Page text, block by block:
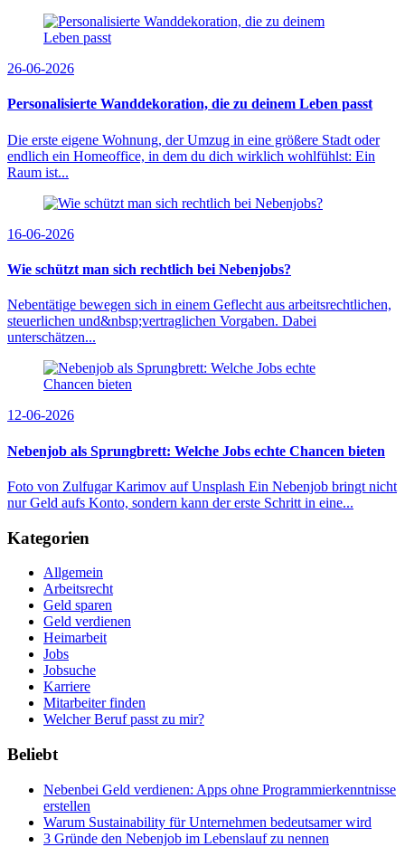
26-06-2026
Personalisierte Wanddekoration, die zu deinem Leben passt
Die erste eigene Wohnung, der Umzug in eine größere Stadt oder
endlich ein Homeoffice, in dem du dich wirklich wohlfühlst: Ein
Raum ist...
16-06-2026
Wie schützt man sich rechtlich bei Nebenjobs?
Nebentätige bewegen sich in einem Geflecht aus arbeitsrechtlichen,
steuerlichen und&nbsp;vertraglichen Vorgaben. Dabei
unterschätzen...
12-06-2026
Nebenjob als Sprungbrett: Welche Jobs echte Chancen bieten
Foto von Zulfugar Karimov auf Unsplash Ein Nebenjob bringt nicht
nur Geld aufs Konto, sondern kann der erste Schritt in eine...
Kategorien
Allgemein
Arbeitsrecht
Geld sparen
Geld verdienen
Heimarbeit
Jobs
Jobsuche
Karriere
Mitarbeiter finden
Welcher Beruf passt zu mir?
Beliebt
Nebenbei Geld verdienen: Apps ohne Programmierkenntnisse
erstellen
Warum Sustainability für Unternehmen bedeutsamer wird
3 Gründe den Nebenjob im Lebenslauf zu nennen